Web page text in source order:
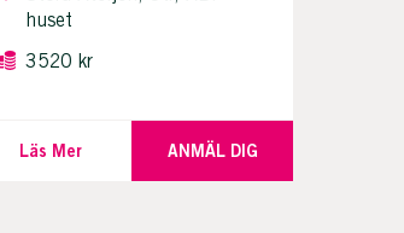
huset
3520 kr
Läs Mer ANMÄL DIG